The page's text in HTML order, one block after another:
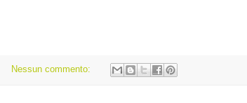
Nessun commento: